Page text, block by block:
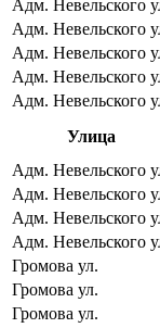
Адм. Невельского
Адм. Невельского
Адм. Невельского
Адм. Невельского
Адм. Невельского
Улица
Адм. Невельского
Адм. Невельского
Адм. Невельского
Адм. Невельского
Громова ул.
Громова ул.
Громова ул.